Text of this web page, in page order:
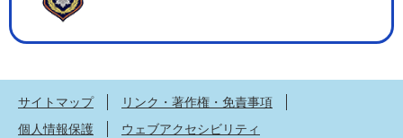
サイトマップ
リンク・著作権・免責事項
個人情報保護
ウェブアクセシビリティ